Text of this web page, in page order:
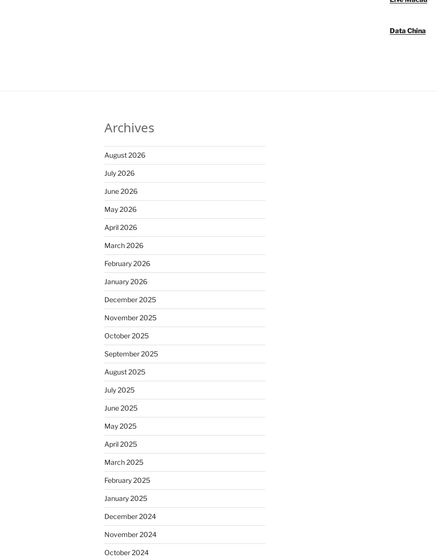
Data China
Archives
August 2026
July 2026
June 2026
May 2026
April 2026
March 2026
February 2026
January 2026
December 2025
November 2025
October 2025
September 2025
August 2025
July 2025
June 2025
May 2025
April 2025
March 2025
February 2025
January 2025
December 2024
November 2024
October 2024